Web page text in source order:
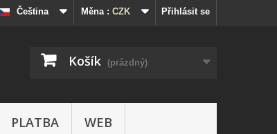
Přihlásit se
Měna : CZK
Čeština
Košík (prázdný)
PLATBA WEB